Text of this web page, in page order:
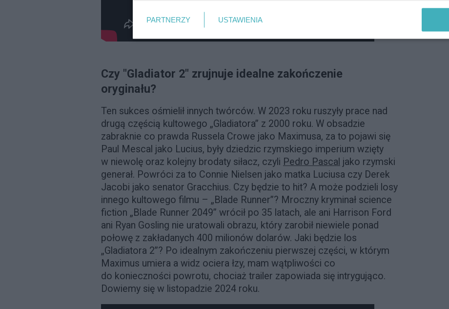
Czy "Gladiator 2" zrujnuje idealne zakończenie
oryginału?
Ten sukces ośmielił innych twórców. W 2023 roku ruszyły prace nad
drugą częścią kultowego „Gladiatora” z 2000 roku. W obsadzie
zabraknie co prawda Russela Crowe jako Maximusa, za to pojawi się
Paul Mescal jako Lucius, były dziedzic rzymskiego imperium wzięty
w niewolę oraz kolejny brodaty siłacz, czyli Pedro Pascal jako rzymski
generał. Powróci za to Connie Nielsen jako matka Luciusa czy Derek
Jacobi jako senator Gracchius. Czy będzie to hit? A może podzieli losy
innego kultowego filmu – „Blade Runner”? Mroczny kryminał science
fiction „Blade Runner 2049” wrócił po 35 latach, ale ani Harrison Ford
ani Ryan Gosling nie uratowali obrazu, który zarobił niewiele ponad
połowę z zakładanych 400 milionów dolarów. Jaki będzie los
„Gladiatora 2”? Po idealnym zakończeniu pierwszej części, w którym
Maximus umiera a widz ociera łzy, mam wątpliwości co
do konieczności powrotu, chociaż trailer zapowiada się intrygująco.
Dowiemy się w listopadzie 2024 roku.
PARTNERZY USTAWIENIA